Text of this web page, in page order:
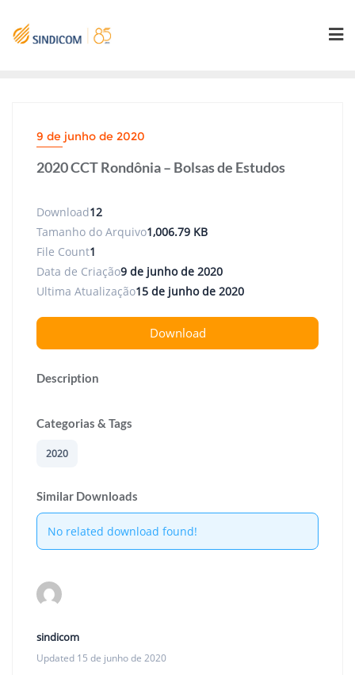
content
9 de junho de 2020
2020 CCT Rondônia – Bolsas de Estudos
Download12
Tamanho do Arquivo1,006.79 KB
File Count1
Data de Criação9 de junho de 2020
Ultima Atualização15 de junho de 2020
Download
Description
Categorias & Tags
2020
Similar Downloads
No related download found!
sindicom
Updated 15 de junho de 2020